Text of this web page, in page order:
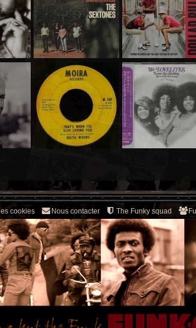
The Funky squad
Nous contacter
cookies